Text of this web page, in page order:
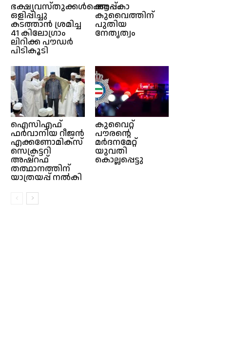
ഭക്ഷ്യവസ്തുക്കൾക്കൊപ്പം
ഒളിപ്പിച്ചു
കടത്താൻ ശ്രമിച്ച
41 കിലോഗ്രാം
ലിറിക്ക പൗഡർ
പിടികൂടി
ആപ്കാ
കുവൈത്തിന്
പുതിയ
നേതൃത്വം
ഐസിഎഫ്
ഫർവാനിയ റീജൻ
എക്കണോമിക്സ്
സെക്രട്ടറി
അഷ്റഫ്
തത്ഥാനത്തിന്
യാത്രയപ്പ് നൽകി
കുവൈറ്റ്
പൗരൻ്റെ
മർദനമേറ്റ്
യുവതി
കൊല്ലപ്പെട്ടു